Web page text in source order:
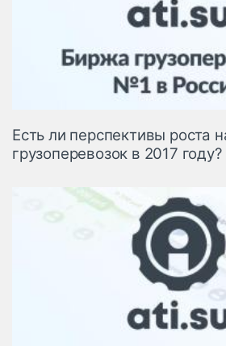
Есть ли перспективы роста
грузоперевозок в 2017 году?